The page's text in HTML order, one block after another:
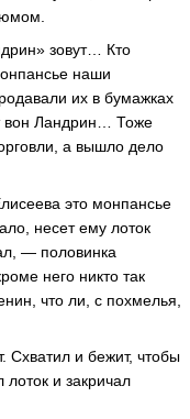
зовут… Кто
наши
их в бумажках
вон Ландрин… Тоже
а вышло дело
это монпансье
несет ему лоток
— половинка
него никто так
что ли, с похмелья,
Схватил и бежит, чтобы
лоток и закричал